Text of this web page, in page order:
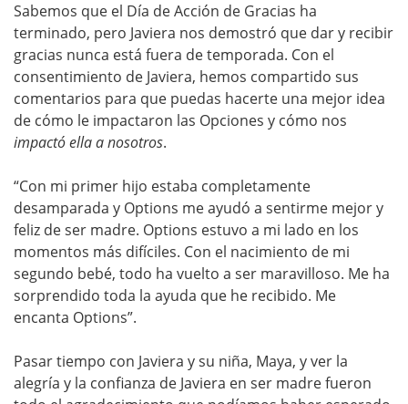
Sabemos que el Día de Acción de Gracias ha
terminado, pero Javiera nos demostró que dar y recibir
gracias nunca está fuera de temporada. Con el
consentimiento de Javiera, hemos compartido sus
comentarios para que puedas hacerte una mejor idea
de cómo le impactaron las Opciones y cómo nos
impactó ella a nosotros.
“Con mi primer hijo estaba completamente
desamparada y Options me ayudó a sentirme mejor y
feliz de ser madre. Options estuvo a mi lado en los
momentos más difíciles. Con el nacimiento de mi
segundo bebé, todo ha vuelto a ser maravilloso. Me ha
sorprendido toda la ayuda que he recibido. Me
encanta Options”.
Pasar tiempo con Javiera y su niña, Maya, y ver la
alegría y la confianza de Javiera en ser madre fueron